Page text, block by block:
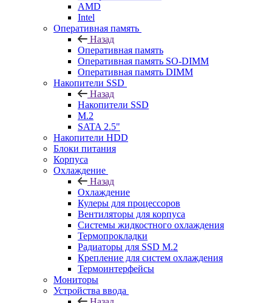
AMD
Intel
Оперативная память
Назад
Оперативная память
Оперативная память SO-DIMM
Оперативная память DIMM
Накопители SSD
Назад
Накопители SSD
M.2
SATA 2.5"
Накопители HDD
Блоки питания
Корпуса
Охлаждение
Назад
Охлаждение
Кулеры для процессоров
Вентиляторы для корпуса
Системы жидкостного охлаждения
Термопрокладки
Радиаторы для SSD M.2
Крепление для систем охлаждения
Термоинтерфейсы
Мониторы
Устройства ввода